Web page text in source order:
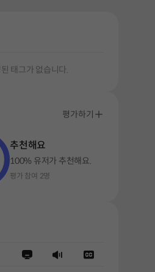
태그가 없습니다.
평가하기
추천해요
100% 유저가 추천해요.
평가 참여 2명